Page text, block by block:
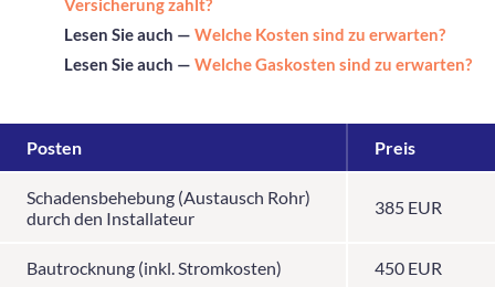
Versicherung zahlt?
Lesen Sie auch — Welche Kosten sind zu erwarten?
Lesen Sie auch — Welche Gaskosten sind zu erwarten?
Posten Preis
Schadensbehebung (Austausch Rohr)
durch den Installateur
385 EUR
Bautrocknung (inkl. Stromkosten) 450 EUR